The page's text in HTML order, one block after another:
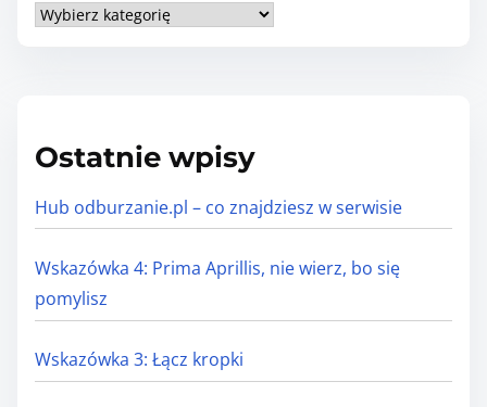
K
o
r
i
e
Ostatnie wpisy
Hub odburzanie.pl – co znajdziesz w serwisie
Wskazówka 4: Prima Aprillis, nie wierz, bo się
pomylisz
Wskazówka 3: Łącz kropki